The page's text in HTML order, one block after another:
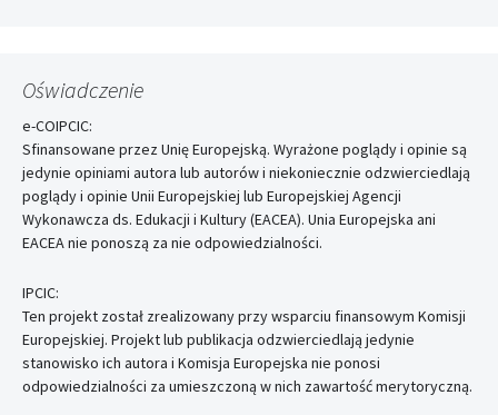
Oświadczenie
e-COIPCIC:
Sfinansowane przez Unię Europejską. Wyrażone poglądy i opinie są
jedynie opiniami autora lub autorów i niekoniecznie odzwierciedlają
poglądy i opinie Unii Europejskiej lub Europejskiej Agencji
Wykonawcza ds. Edukacji i Kultury (EACEA). Unia Europejska ani
EACEA nie ponoszą za nie odpowiedzialności.
IPCIC:
Ten projekt został zrealizowany przy wsparciu finansowym Komisji
Europejskiej. Projekt lub publikacja odzwierciedlają jedynie
stanowisko ich autora i Komisja Europejska nie ponosi
odpowiedzialności za umieszczoną w nich zawartość merytoryczną.